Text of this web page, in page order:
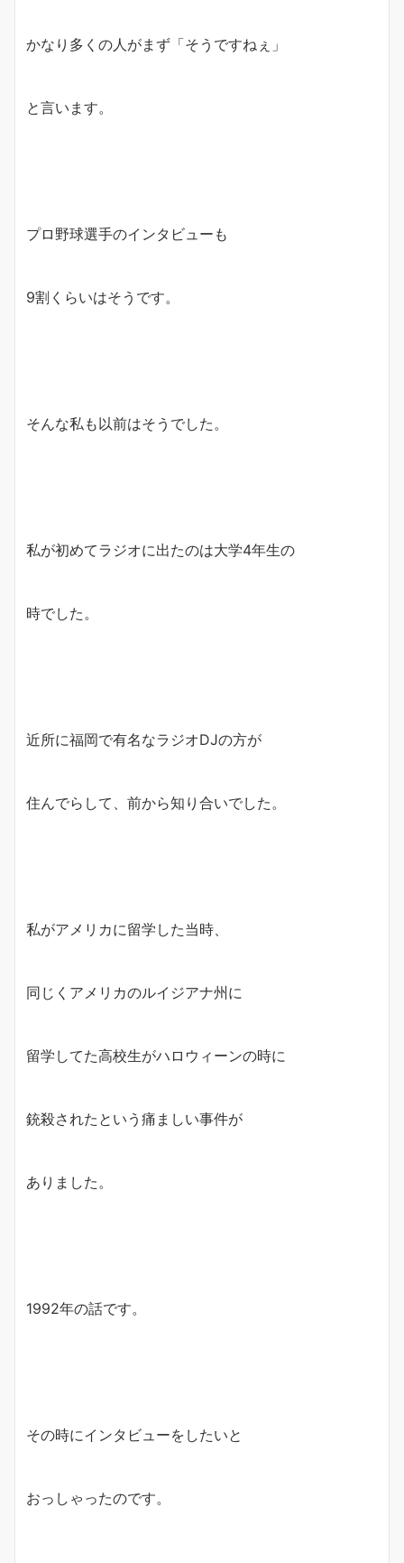
かなり多くの人がまず「そうですねぇ」
と言います。
プロ野球選手のインタビューも
9割くらいはそうです。
そんな私も以前はそうでした。
私が初めてラジオに出たのは大学4年生の
時でした。
近所に福岡で有名なラジオDJの方が
住んでらして、前から知り合いでした。
私がアメリカに留学した当時、
同じくアメリカのルイジアナ州に
留学してた高校生がハロウィーンの時に
銃殺されたという痛ましい事件が
ありました。
1992年の話です。
その時にインタビューをしたいと
おっしゃったのです。